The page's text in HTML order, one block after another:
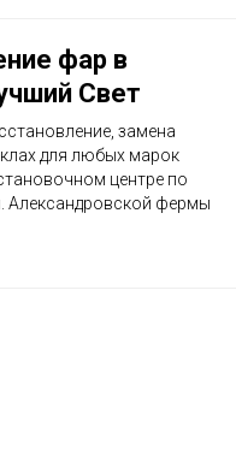
фар в
Свет
замена
для любых марок
центре по
Александровской фермы